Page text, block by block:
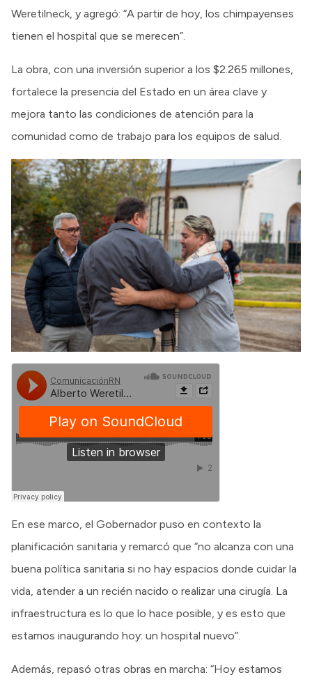
Weretilneck, y agregó: “A partir de hoy, los chimpayenses
tienen el hospital que se merecen”.
La obra, con una inversión superior a los $2.265 millones,
fortalece la presencia del Estado en un área clave y
mejora tanto las condiciones de atención para la
comunidad como de trabajo para los equipos de salud.
En ese marco, el Gobernador puso en contexto la
planificación sanitaria y remarcó que “no alcanza con una
buena política sanitaria si no hay espacios donde cuidar la
vida, atender a un recién nacido o realizar una cirugía. La
infraestructura es lo que lo hace posible, y es esto que
estamos inaugurando hoy: un hospital nuevo”.
Además, repasó otras obras en marcha: “Hoy estamos